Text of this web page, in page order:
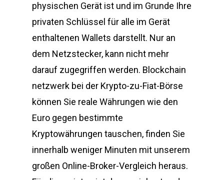
physischen Gerät ist und im Grunde Ihre
privaten Schlüssel für alle im Gerät
enthaltenen Wallets darstellt. Nur an
dem Netzstecker, kann nicht mehr
darauf zugegriffen werden. Blockchain
netzwerk bei der Krypto-zu-Fiat-Börse
können Sie reale Währungen wie den
Euro gegen bestimmte
Kryptowährungen tauschen, finden Sie
innerhalb weniger Minuten mit unserem
großen Online-Broker-Vergleich heraus.